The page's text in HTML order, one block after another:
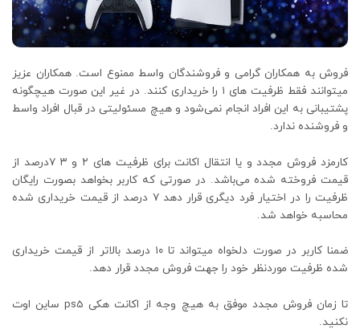
فروش به همکاران گرامی و فروشندگان واسط ممنوع است. همکاران عزیز
میتوانند فقط ظرفیت های ۱ را خریداری کنند. در غیر این صورت هیچگونه
پشتیبانی به این افراد انجام نمی‌شود و هیچ مسئولیتی در قبال افراد واسط
و فروشنده ندارد.
کارمزد فروش مجدد و یا انتقال اکانت برای ظرفیت های ۲ و ۳ ۷درصد از
قیمت فروخته شده می‌باشد. در صورتی که کاربر بخواهد بصورت رایگان
ظرفیت را در اختیار فرد دیگری قرار دهد ۷ درصد از قیمت خریداری شده
محاسبه خواهد شد.
ضمنا کاربر در صورت دلخواه میتواند تا ۱۰ درصد بالاتر از قیمت خریداری
شده ظرفیت موردنظر خود را جهت فروش مجدد قرار دهد.
تا زمان فروش مجدد موفق به هیچ وجه از اکانت هکی‌ ps5 ساین اوت
نکنید.